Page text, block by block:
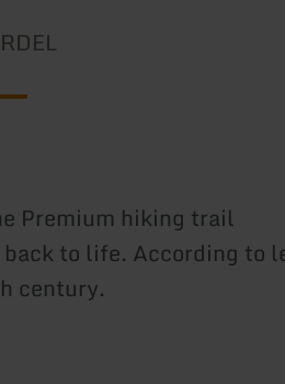
Premium hiking trail
to life. According to
century.